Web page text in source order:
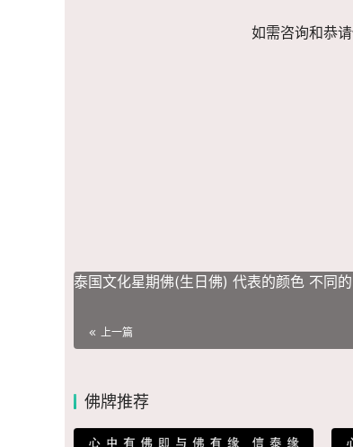
如需咨询和恭
泰国文化星期佛(生日佛) 代表的颜色 不同
上一篇
佛牌推荐